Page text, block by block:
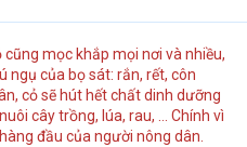
mọc khắp mọi nơi và nhiều,
ngụ của bọ sát: rắn, rết, côn
cỏ sẽ hút hết chất dinh dưỡng
cây trồng, lúa, rau, … Chính vì
đầu của người nông dân.